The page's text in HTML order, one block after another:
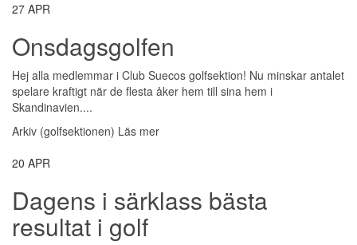
27 APR
Onsdagsgolfen
Hej alla medlemmar i Club Suecos golfsektion! Nu minskar antalet
spelare kraftigt när de flesta åker hem till sina hem i
Skandinavien....
Arkiv (golfsektionen) Läs mer
20 APR
Dagens i särklass bästa
resultat i golf